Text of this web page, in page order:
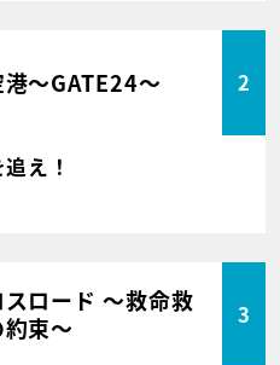
～GATE24～ 2
え！
スロード ～救命救
束～
3